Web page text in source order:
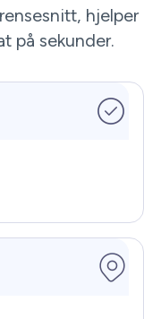
hjelper
på sekunder.